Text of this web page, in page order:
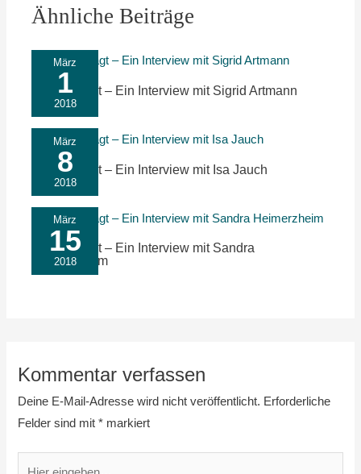
Ähnliche Beiträge
März
1
2018
Nachgefragt – Ein Interview mit Sigrid Artmann
März
8
2018
Nachgefragt – Ein Interview mit Isa Jauch
März
15
2018
Nachgefragt – Ein Interview mit Sandra
Heimerzheim
Kommentar verfassen
Deine E-Mail-Adresse wird nicht veröffentlicht. Erforderliche
Felder sind mit* markiert